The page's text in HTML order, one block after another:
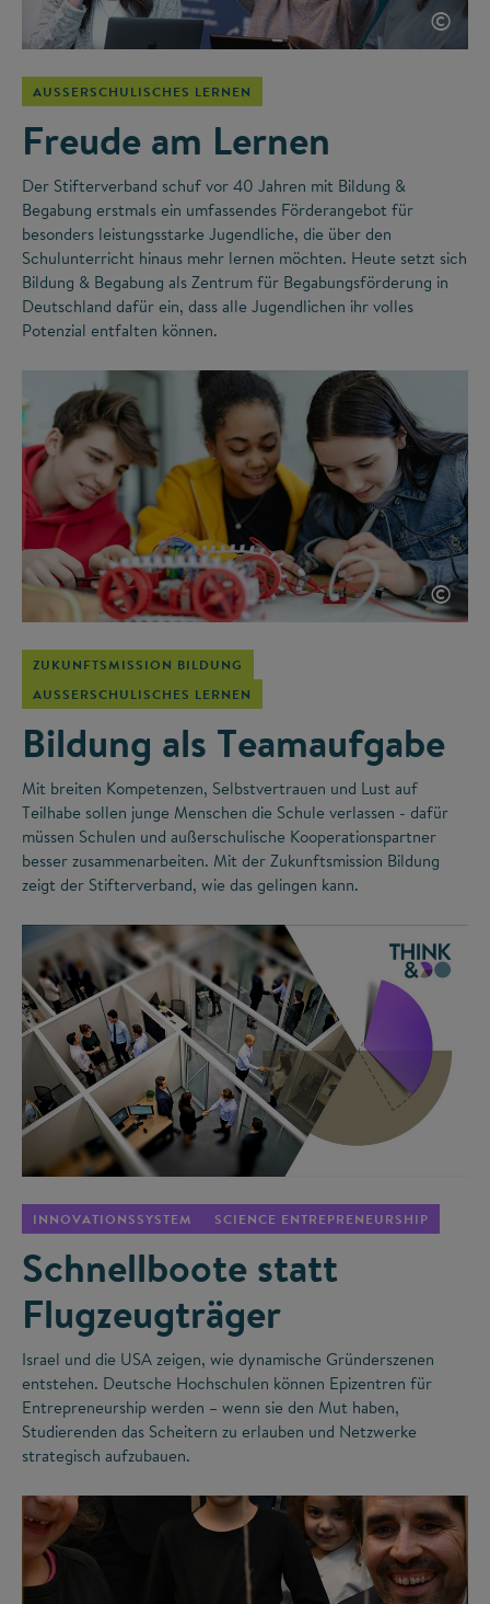
©
AUSSERSCHULISCHES LERNEN
Freude am Lernen
Der Stifterverband schuf vor 40 Jahren mit Bildung &
Begabung erstmals ein umfassendes Förderangebot für
besonders leistungsstarke Jugendliche, die über den
Schulunterricht hinaus mehr lernen möchten. Heute setzt sich
Bildung & Begabung als Zentrum für Begabungsförderung in
Deutschland dafür ein, dass alle Jugendlichen ihr volles
Potenzial entfalten können.
©
ZUKUNFTSMISSION BILDUNG
AUSSERSCHULISCHES LERNEN
Bildung als Teamaufgabe
Mit breiten Kompetenzen, Selbstvertrauen und Lust auf
Teilhabe sollen junge Menschen die Schule verlassen - dafür
müssen Schulen und außerschulische Kooperationspartner
besser zusammenarbeiten. Mit der Zukunftsmission Bildung
zeigt der Stifterverband, wie das gelingen kann.
INNOVATIONSSYSTEM SCIENCE ENTREPRENEURSHIP
Schnellboote statt
Flugzeugträger
Israel und die USA zeigen, wie dynamische Gründerszenen
entstehen. Deutsche Hochschulen können Epizentren für
Entrepreneurship werden – wenn sie den Mut haben,
Studierenden das Scheitern zu erlauben und Netzwerke
strategisch aufzubauen.